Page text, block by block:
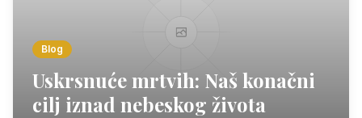
Blog
Uskrsnuće mrtvih: Naš konačni
cilj iznad nebeskog života